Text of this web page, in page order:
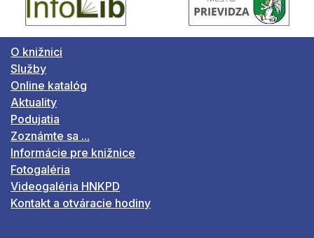
O knižnici
Služby
Online katalóg
Aktuality
Podujatia
Zoznámte sa ...
Informácie pre knižnice
Fotogaléria
Videogaléria HNKPD
Kontakt a otváracie hodiny